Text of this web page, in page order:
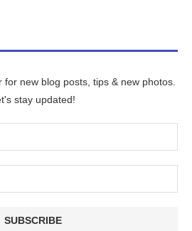
for new blog posts, tips & new photos.
stay updated!